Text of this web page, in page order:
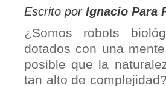
Escrito por Ignacio Para
¿Somos robots
dotados con una
posible que la
tan alto de